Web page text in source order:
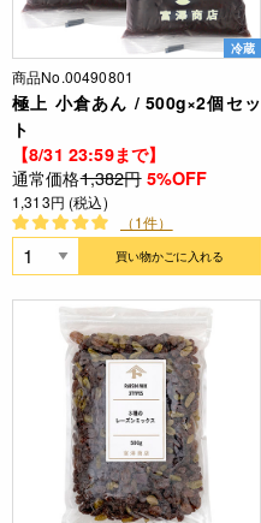
冷蔵
商品No.00490801
極上 小倉あん / 500g×2個セッ
ト
【8/31 23:59まで】
通常価格1,382円 5%OFF
1,313円 (税込)
（1件）
買い物かごに入れる